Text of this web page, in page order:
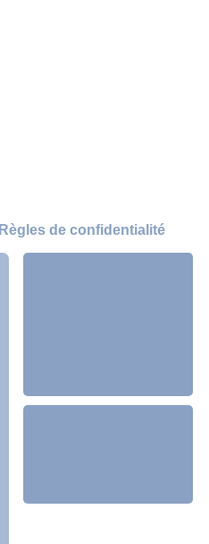
Règles de confidentialité